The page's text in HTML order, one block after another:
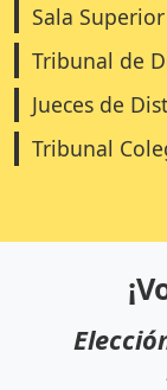
Sala Superior
Tribunal de
Jueces de
Tribunal